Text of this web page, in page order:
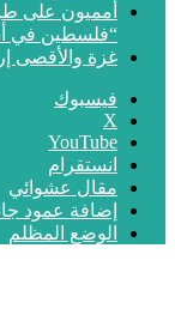
“فلسطين في
غزة والأقصى
فيسبوك
‫X
‫YouTube
انستقرام
مقال عشوائي
إضافة عمود
الوضع المظلم